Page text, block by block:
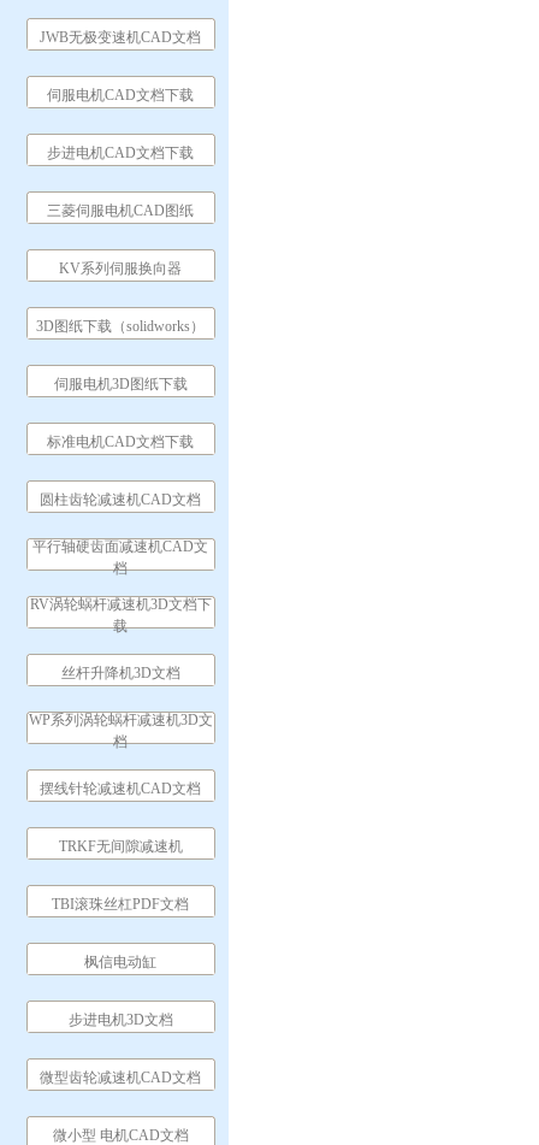
JWB无极变速机CAD文档
伺服电机CAD文档下载
步进电机CAD文档下载
三菱伺服电机CAD图纸
KV系列伺服换向器
3D图纸下载（solidworks）
伺服电机3D图纸下载
标准电机CAD文档下载
圆柱齿轮减速机CAD文档
平行轴硬齿面减速机CAD文
档
RV涡轮蜗杆减速机3D文档下
载
丝杆升降机3D文档
WP系列涡轮蜗杆减速机3D文
档
摆线针轮减速机CAD文档
TRKF无间隙减速机
TBI滚珠丝杠PDF文档
枫信电动缸
步进电机3D文档
微型齿轮减速机CAD文档
微小型 电机CAD文档